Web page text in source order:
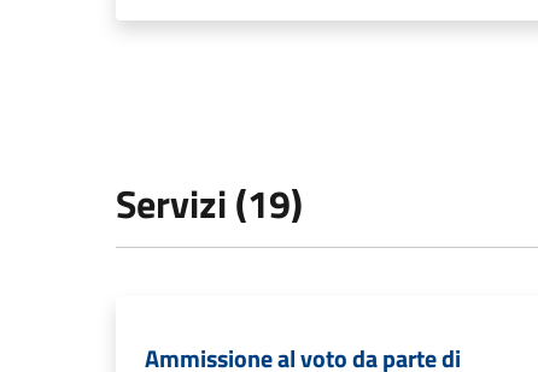
Servizi (19)
Ammissione al voto da parte di